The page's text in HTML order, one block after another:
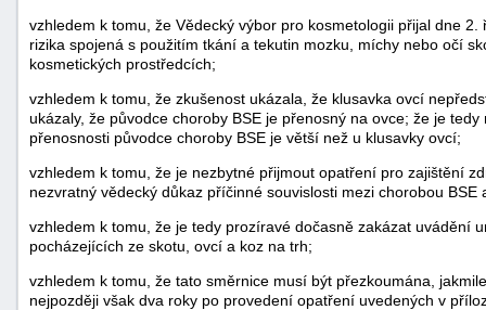
vzhledem k tomu, že Vědecký výbor pro kosmetologii přijal dne
rizika spojená s použitím tkání a tekutin mozku, míchy nebo očí
kosmetických prostředcích;
vzhledem k tomu, že zkušenost ukázala, že klusavka ovcí
ukázaly, že původce choroby BSE je přenosný na ovce; že je
přenosnosti původce choroby BSE je větší než u klusavky ovcí;
vzhledem k tomu, že je nezbytné přijmout opatření pro zajištění
nezvratný vědecký důkaz příčinné souvislosti mezi chorobou
vzhledem k tomu, že je tedy prozíravé dočasně zakázat uvádění
pocházejících ze skotu, ovcí a koz na trh;
vzhledem k tomu, že tato směrnice musí být přezkoumána,
nejpozději však dva roky po provedení opatření uvedených v
náhrady